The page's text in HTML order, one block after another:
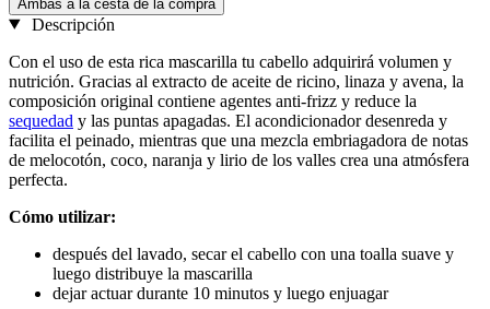
Ambas a la cesta de la compra
Descripción
Con el uso de esta rica mascarilla tu cabello adquirirá volumen y
nutrición. Gracias al extracto de aceite de ricino, linaza y avena, la
composición original contiene agentes anti-frizz y reduce la
sequedad y las puntas apagadas. El acondicionador desenreda y
facilita el peinado, mientras que una mezcla embriagadora de notas
de melocotón, coco, naranja y lirio de los valles crea una atmósfera
perfecta.
Cómo utilizar:
después del lavado, secar el cabello con una toalla suave y
luego distribuye la mascarilla
dejar actuar durante 10 minutos y luego enjuagar